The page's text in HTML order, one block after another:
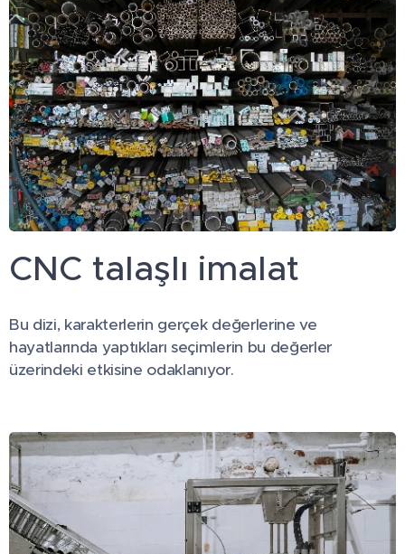
CNC talaşlı imalat
Bu dizi, karakterlerin gerçek değerlerine ve
hayatlarında yaptıkları seçimlerin bu değerler
üzerindeki etkisine odaklanıyor.